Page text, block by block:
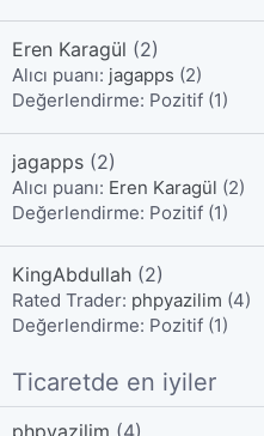
Eren Karagül (2)
Alıcı puanı: jagapps (2)
Değerlendirme: Pozitif (1)
jagapps (2)
Alıcı puanı: Eren Karagül (2)
Değerlendirme: Pozitif (1)
KingAbdullah (2)
Rated Trader: phpyazilim (4)
Değerlendirme: Pozitif (1)
Ticaretde en iyiler